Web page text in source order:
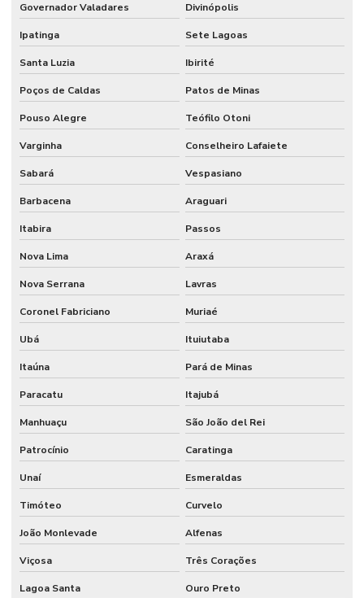
Governador Valadares Divinópolis
Ipatinga Sete Lagoas
Santa Luzia Ibirité
Poços de Caldas Patos de Minas
Pouso Alegre Teófilo Otoni
Varginha Conselheiro Lafaiete
Sabará Vespasiano
Barbacena Araguari
Itabira Passos
Nova Lima Araxá
Nova Serrana Lavras
Coronel Fabriciano Muriaé
Ubá Ituiutaba
Itaúna Pará de Minas
Paracatu Itajubá
Manhuaçu São João del Rei
Patrocínio Caratinga
Unaí Esmeraldas
Timóteo Curvelo
João Monlevade Alfenas
Viçosa Três Corações
Lagoa Santa Ouro Preto